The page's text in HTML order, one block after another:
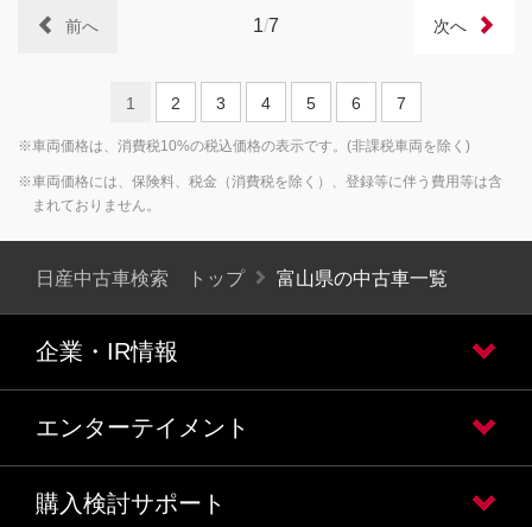
1/7
前へ 次へ
1 2 3 4 5 6 7
※車両価格は、消費税10%の税込価格の表示です。(非課税車両を除く)
※車両価格には、保険料、税金（消費税を除く）、登録等に伴う費用等は含
まれておりません。
日産中古車検索 トップ 富山県の中古車一覧
企業・IR情報
エンターテイメント
購入検討サポート